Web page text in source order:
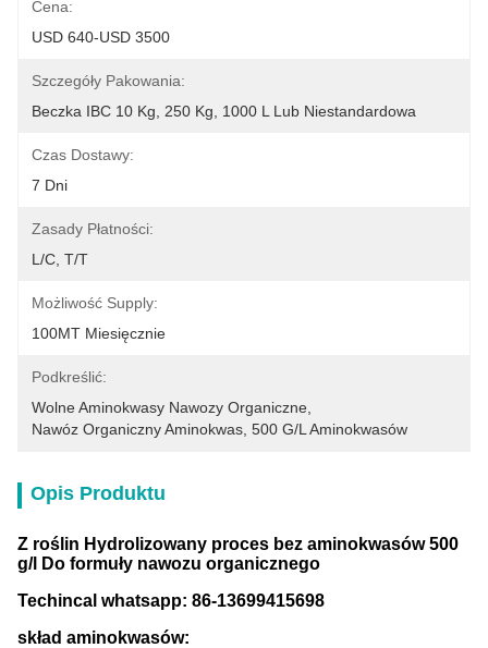
Cena:
USD 640-USD 3500
Szczegóły Pakowania:
Beczka IBC 10 Kg, 250 Kg, 1000 L Lub Niestandardowa
Czas Dostawy:
7 Dni
Zasady Płatności:
L/C, T/T
Możliwość Supply:
100MT Miesięcznie
Podkreślić:
Wolne Aminokwasy Nawozy Organiczne
Nawóz Organiczny Aminokwas 500 G/l Aminokwasów
Opis Produktu
Z roślin Hydrolizowany proces bez aminokwasów 500
g/l Do formuły nawozu organicznego
Techincal whatsapp: 86-13699415698
skład aminokwasów: